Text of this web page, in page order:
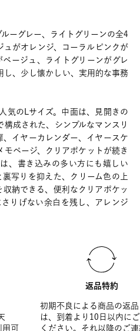
ーグレー、ライトグリーンの全4
ュがオレンジ、コーラルピンクが
ベージュ、ライトグリーンがグレ
し、少し懐かしい、実用的な事務
気のLサイズ。中面は、見開きの
成された、シンプルなマンスリ
、イヤーカレンダー、イヤースケ
ページ、クリアポケットが続き
、書き込みの多い方にも嬉しい
写りを抑えた、クリーム色の上
納できる、便利なクリアポケッ
りげない余白を残し、アレンジ
可
返品特約
初期不良による商品の返
は、到着より10日以内に
ください。それ以降のご